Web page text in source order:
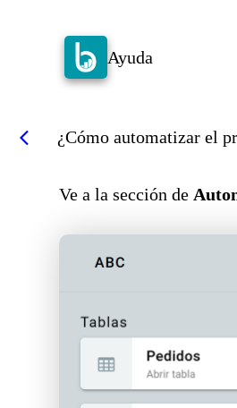
Ayuda
arrow_back_ios ¿Cómo automatizar el
Ve a la sección de